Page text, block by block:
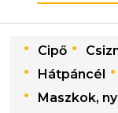
Cipő
Hátpáncél
Maszkok,